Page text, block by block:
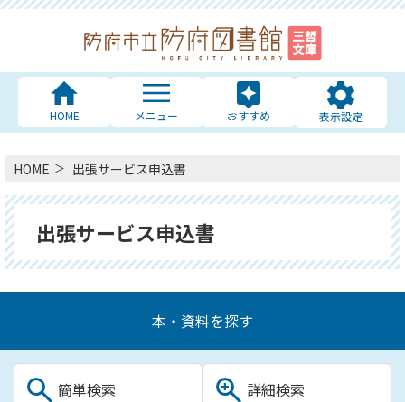
HOME メニュー おすすめ 表示設定
HOME 出張サービス申込書
出張サービス申込書
本・資料を探す
簡単検索 詳細検索